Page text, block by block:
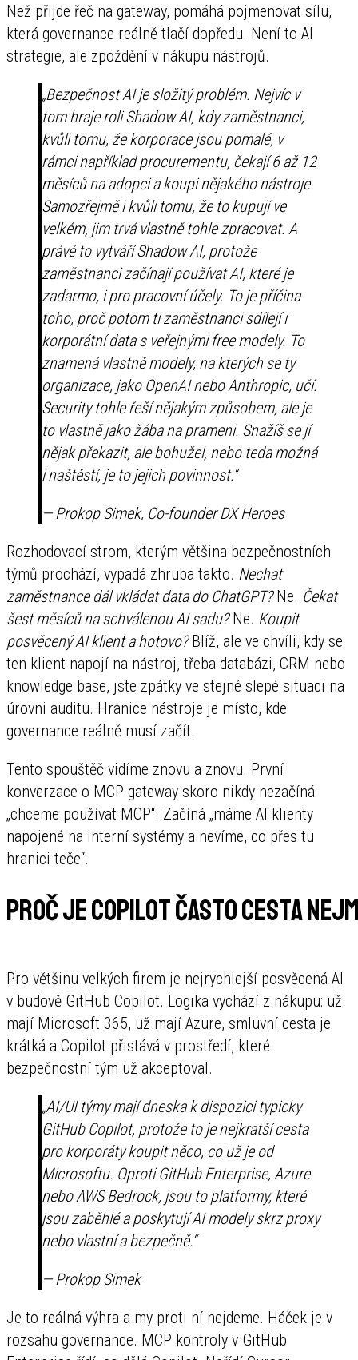
Než přijde řeč na gateway, pomáhá pojmenovat sílu,
která governance reálně tlačí dopředu. Není to AI
strategie, ale zpoždění v nákupu nástrojů.
„Bezpečnost AI je složitý problém. Nejvíc v
tom hraje roli Shadow AI, kdy zaměstnanci,
kvůli tomu, že korporace jsou pomalé, v
rámci například procurementu, čekají 6 až 12
měsíců na adopci a koupi nějakého nástroje.
Samozřejmě i kvůli tomu, že to kupují ve
velkém, jim trvá vlastně tohle zpracovat. A
právě to vytváří Shadow AI, protože
zaměstnanci začínají používat AI, které je
zadarmo, i pro pracovní účely. To je příčina
toho, proč potom ti zaměstnanci sdílejí i
korporátní data s veřejnými free modely. To
znamená vlastně modely, na kterých se ty
organizace, jako OpenAI nebo Anthropic, učí.
Security tohle řeší nějakým způsobem, ale je
to vlastně jako žába na prameni. Snažíš se jí
nějak překazit, ale bohužel, nebo teda možná
i naštěstí, je to jejich povinnost.“
— Prokop Simek, Co-founder DX Heroes
Rozhodovací strom, kterým většina bezpečnostních
týmů prochází, vypadá zhruba takto. Nechat
zaměstnance dál vkládat data do ChatGPT?Ne. Čekat
šest měsíců na schválenou AI sadu?Ne. Koupit
posvěcený AI klient a hotovo?Blíž, ale ve chvíli, kdy se
ten klient napojí na nástroj, třeba databázi, CRM nebo
knowledge base, jste zpátky ve stejné slepé situaci na
úrovni auditu. Hranice nástroje je místo, kde
governance reálně musí začít.
Tento spouštěč vidíme znovu a znovu. První
konverzace o MCP gateway skoro nikdy nezačíná
„chceme používat MCP“. Začíná „máme AI klienty
napojené na interní systémy a nevíme, co přes tu
hranici teče“.
Proč je Copilot často cesta
Pro většinu velkých firem je nejrychlejší posvěcená AI
v budově GitHub Copilot. Logika vychází z nákupu: už
mají Microsoft 365, už mají Azure, smluvní cesta je
krátká a Copilot přistává v prostředí, které
bezpečnostní tým už akceptoval.
„AI/UI týmy mají dneska k dispozici typicky
GitHub Copilot, protože to je nejkratší cesta
pro korporáty koupit něco, co už je od
Microsoftu. Oproti GitHub Enterprise, Azure
nebo AWS Bedrock, jsou to platformy, které
jsou zaběhlé a poskytují AI modely skrz proxy
nebo vlastní a bezpečně.“
— Prokop Simek
Je to reálná výhra a my proti ní nejdeme. Háček je v
rozsahu governance. MCP kontroly v GitHub